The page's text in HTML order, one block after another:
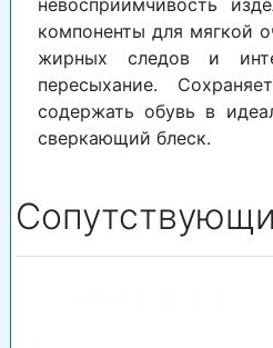
невосприимчивость
компоненты для мягкой
жирных следов и
пересыхание.
содержать обувь в
сверкающий блеск.